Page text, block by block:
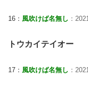
16： 風吹けば名無し ：
トウカイテイオー
17： 風吹けば名無し ：